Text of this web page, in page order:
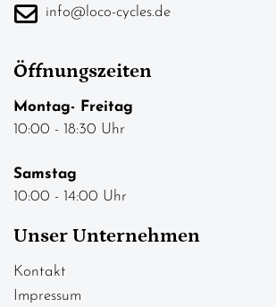
info@loco-cycles.de
Öffnungszeiten
Montag- Freitag
10:00 - 18:30 Uhr
Samstag
10:00 - 14:00 Uhr
Unser Unternehmen
Kontakt
Impressum